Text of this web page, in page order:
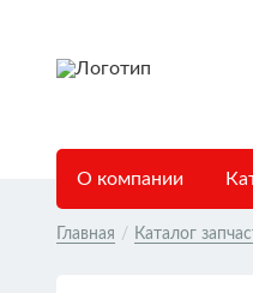
О компании
Главная / Каталог